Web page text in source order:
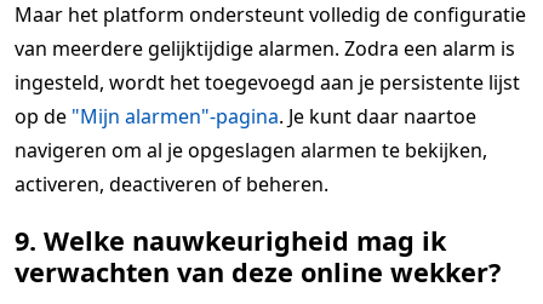
Maar het platform ondersteunt volledig de configuratie
van meerdere gelijktijdige alarmen. Zodra een alarm is
ingesteld, wordt het toegevoegd aan je persistente lijst
op de "Mijn alarmen"-pagina. Je kunt daar naartoe
navigeren om al je opgeslagen alarmen te bekijken,
activeren, deactiveren of beheren.
9. Welke nauwkeurigheid mag ik
verwachten van deze online wekker?